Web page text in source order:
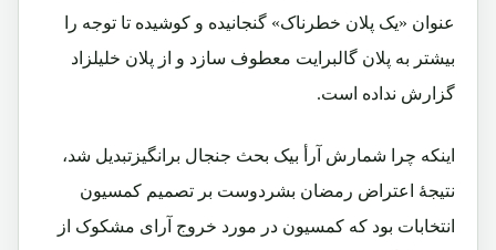
عنوان «یک پلان خطرناک» گنجانیده و کوشیده تا توجه را
بیشتر به پلان گالبرایت معطوف سازد و از پلان خلیلزاد
گزارش نداده است.
اینکه چرا شمارش آرأ بیک بحث جنجال برانگیزتبدیل شد،
نتیجۀ اعتراض رمضان بشردوست بر تصمیم کمسیون
انتخابات بود که کمسیون در مورد خروج آرای مشکوک از